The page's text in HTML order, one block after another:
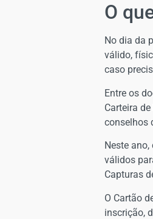
O
No dia da
válido,
caso
Entre os
Carteira
conselhos
Neste
válidos
Capturas
O Cartão
inscrição,